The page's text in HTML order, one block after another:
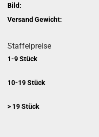
Bild:
Versand Gewicht:
Staffelpreise
1-9 Stück
10-19 Stück
> 19 Stück